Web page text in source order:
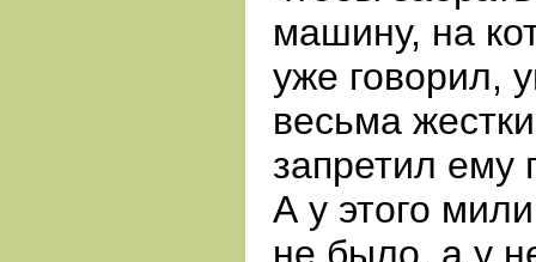
машину, на
уже говорил,
весьма
запретил ему
А у этого